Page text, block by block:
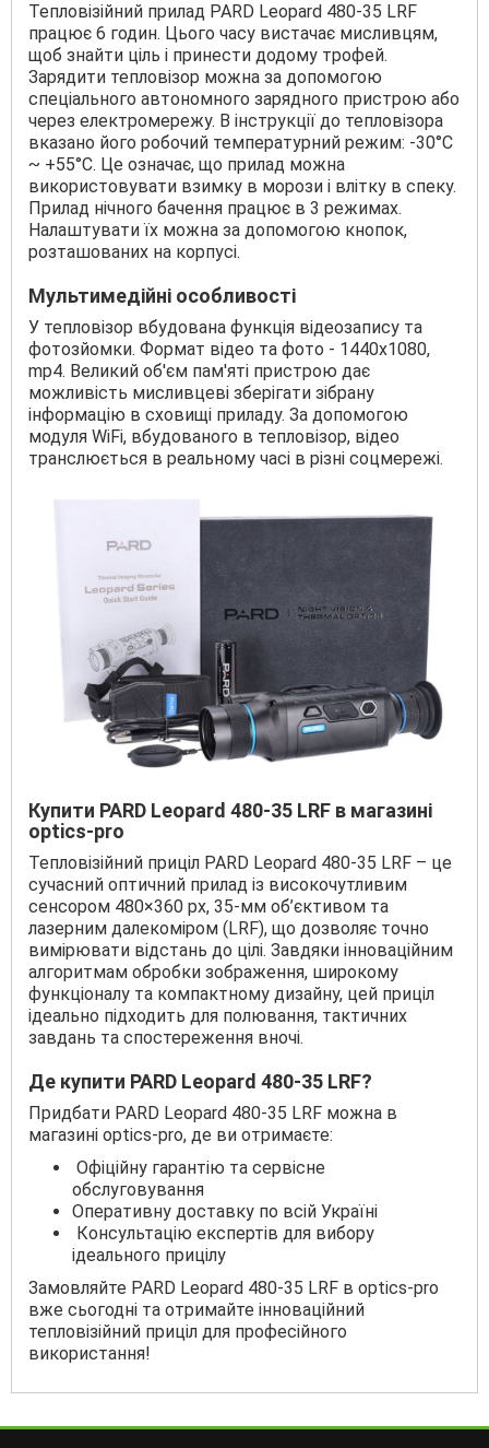
Тепловізійний прилад PARD Leopard 480-35 LRF
працює 6 годин. Цього часу вистачає мисливцям,
щоб знайти ціль і принести додому трофей.
Зарядити тепловізор можна за допомогою
спеціального автономного зарядного пристрою або
через електромережу. В інструкції до тепловізора
вказано його робочий температурний режим: -30°C
~ +55°C. Це означає, що прилад можна
використовувати взимку в морози і влітку в спеку.
Прилад нічного бачення працює в 3 режимах.
Налаштувати їх можна за допомогою кнопок,
розташованих на корпусі.
Мультимедійні особливості
У тепловізор вбудована функція відеозапису та
фотозйомки. Формат відео та фото - 1440х1080,
mp4. Великий об'єм пам'яті пристрою дає
можливість мисливцеві зберігати зібрану
інформацію в сховищі приладу. За допомогою
модуля WiFi, вбудованого в тепловізор, відео
транслюється в реальному часі в різні соцмережі.
Купити PARD Leopard 480-35 LRF в магазині
optics-pro
Тепловізійний приціл PARD Leopard 480-35 LRF – це
сучасний оптичний прилад із високочутливим
сенсором 480×360 px, 35-мм об’єктивом та
лазерним далекоміром (LRF), що дозволяє точно
вимірювати відстань до цілі. Завдяки інноваційним
алгоритмам обробки зображення, широкому
функціоналу та компактному дизайну, цей приціл
ідеально підходить для полювання, тактичних
завдань та спостереження вночі.
Де купити PARD Leopard 480-35 LRF?
Придбати PARD Leopard 480-35 LRF можна в
магазині optics-pro, де ви отримаєте:
Офіційну гарантію та сервісне
обслуговування
Оперативну доставку по всій Україні
Консультацію експертів для вибору
ідеального прицілу
Замовляйте PARD Leopard 480-35 LRF в optics-pro
вже сьогодні та отримайте інноваційний
тепловізійний приціл для професійного
використання!